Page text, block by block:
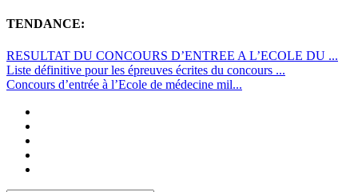
TENDANCE:
RESULTAT DU CONCOURS D’ENTREE A L’ECOLE DU ...
Liste définitive pour les épreuves écrites du concours ...
Concours d’entrée à l’Ecole de médecine mil...